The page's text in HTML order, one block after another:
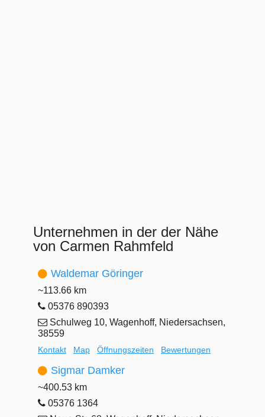
Unternehmen in der der Nähe
von Carmen Rahmfeld
Waldemar Göringer
~113.66 km
05376 890393
Schulweg 10, Wagenhoff, Niedersachsen,
38559
Kontakt Map Öffnungszeiten Bewertungen
Sigmar Damker
~400.53 km
05376 1364